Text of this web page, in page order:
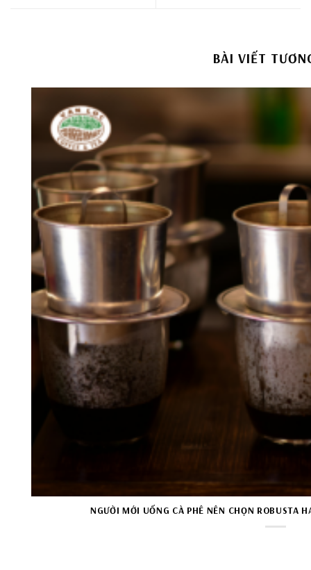
BÀI VIẾT
NGƯỜI MỚI UỐNG CÀ PHÊ NÊN CHỌN ROBUSTA